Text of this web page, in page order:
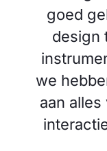
goed
design
we
aan